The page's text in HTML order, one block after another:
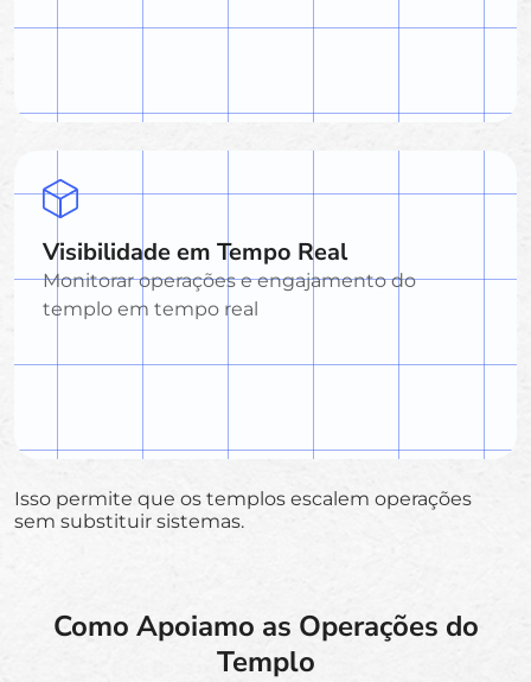
Visibilidade em Tempo Real
Monitorar operações e engajamento do
templo em tempo real
Isso permite que os templos escalem operações
sem substituir sistemas.
Como Apoiamo as Operações do
Templo